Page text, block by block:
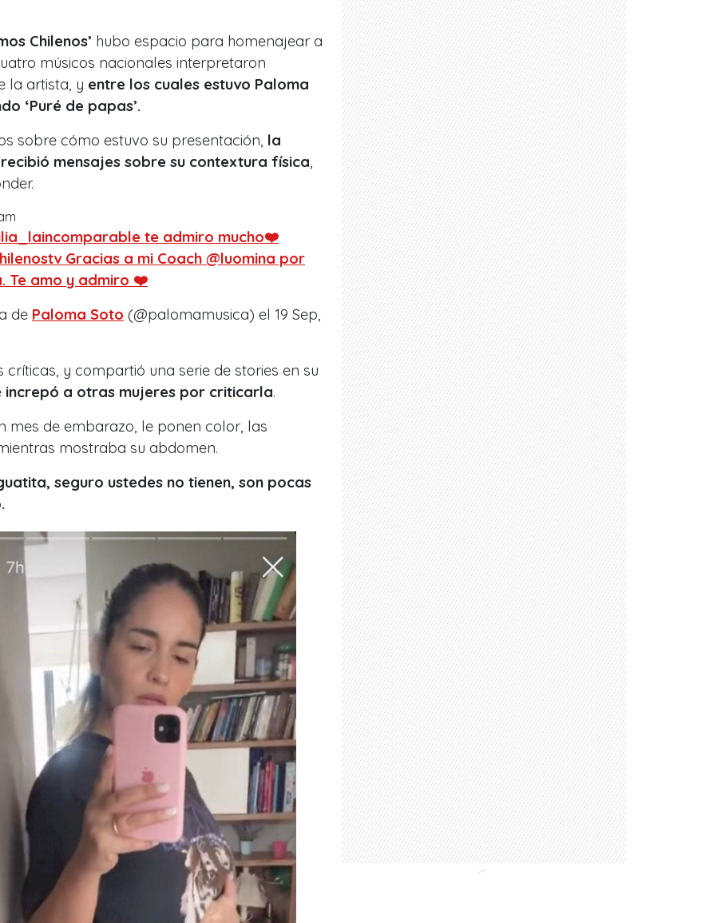
Chilenos’ hubo espacio para homenajear a
músicos nacionales interpretaron
la artista, y entre los cuales estuvo Paloma
‘Puré de papas’.
sobre cómo estuvo su presentación, la
mensajes sobre su contextura física
te admiro mucho❤️
Gracias a mi Coach @luomina por
Te amo y admiro ❤️
de Paloma Soto (@palomamusica) el 19 Sep,
y compartió una serie de stories en su
increpó a otras mujeres por criticarla.
mes de embarazo, le ponen color, las
mostraba su abdomen.
seguro ustedes no tienen, son pocas